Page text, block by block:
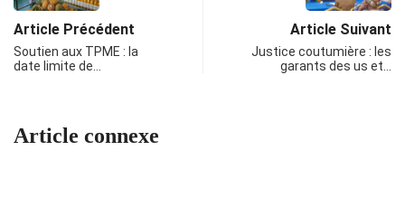
Article Précédent
Soutien aux TPME : la
date limite de…
Article Suivant
Justice coutumière : les
garants des us et…
Article connexe